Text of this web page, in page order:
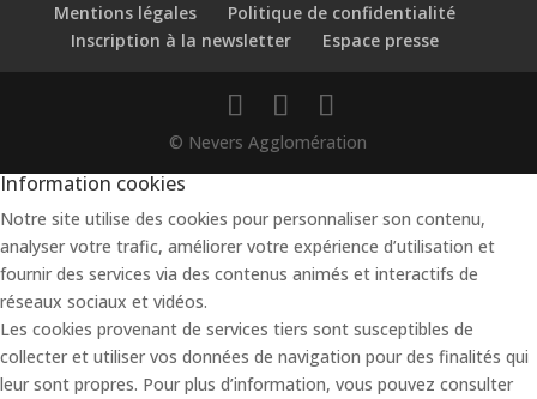
Mentions légales
Politique de confidentialité
Inscription à la newsletter
Espace presse
© Nevers Agglomération
Information cookies
Notre site utilise des cookies pour personnaliser son contenu,
analyser votre trafic, améliorer votre expérience d’utilisation et
fournir des services via des contenus animés et interactifs de
réseaux sociaux et vidéos.
Les cookies provenant de services tiers sont susceptibles de
collecter et utiliser vos données de navigation pour des finalités qui
leur sont propres. Pour plus d’information, vous pouvez consulter